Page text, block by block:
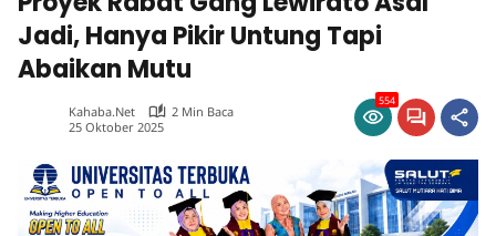
Jadi, Hanya Pikir Untung Tapi
Abaikan Mutu
Kahaba.net
2 Min Baca
25 Oktober 2025
554